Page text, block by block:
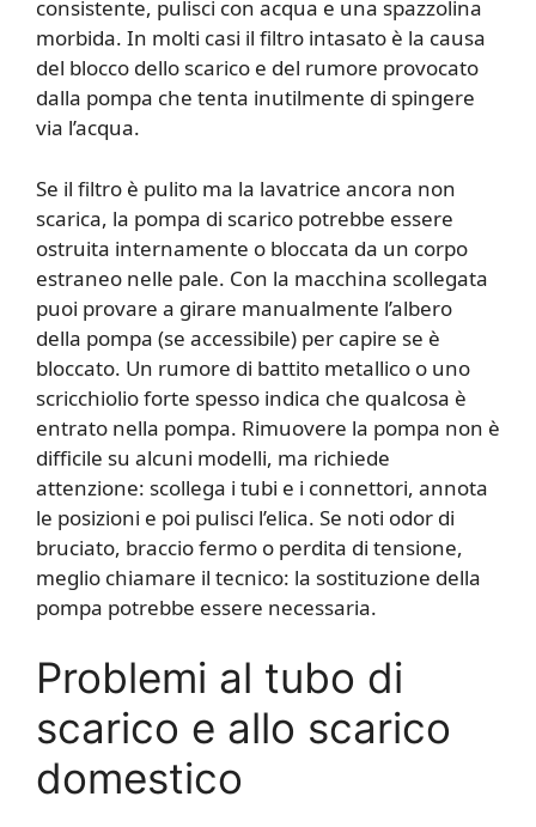
consistente, pulisci con acqua e una spazzolina
morbida. In molti casi il filtro intasato è la causa
del blocco dello scarico e del rumore provocato
dalla pompa che tenta inutilmente di spingere
via l’acqua.
Se il filtro è pulito ma la lavatrice ancora non
scarica, la pompa di scarico potrebbe essere
ostruita internamente o bloccata da un corpo
estraneo nelle pale. Con la macchina scollegata
puoi provare a girare manualmente l’albero
della pompa (se accessibile) per capire se è
bloccato. Un rumore di battito metallico o uno
scricchiolio forte spesso indica che qualcosa è
entrato nella pompa. Rimuovere la pompa non è
difficile su alcuni modelli, ma richiede
attenzione: scollega i tubi e i connettori, annota
le posizioni e poi pulisci l’elica. Se noti odor di
bruciato, braccio fermo o perdita di tensione,
meglio chiamare il tecnico: la sostituzione della
pompa potrebbe essere necessaria.
Problemi al tubo di
scarico e allo scarico
domestico